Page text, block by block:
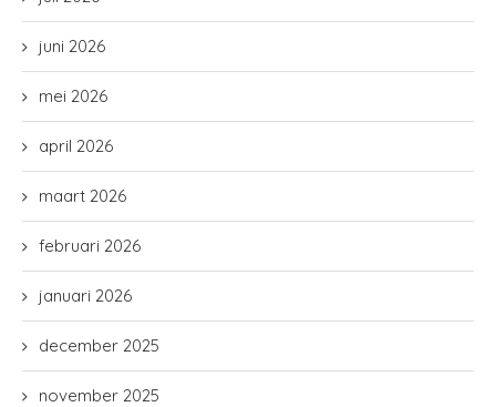
juni 2026
mei 2026
april 2026
maart 2026
februari 2026
januari 2026
december 2025
november 2025